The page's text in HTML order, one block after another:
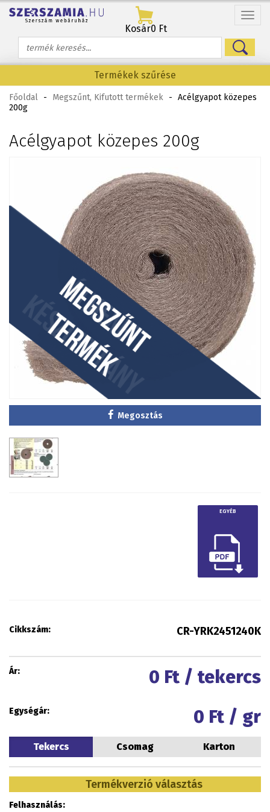
Menü
Kosár0 Ft
Termékek szűrése
Főoldal - Megszűnt, Kifutott termékek - Acélgyapot közepes
200g
Acélgyapot közepes 200g
Megosztás
EGYÉB
Cikkszám: CR-YRK2451240K
Ár: 0 Ft / tekercs
Egységár: 0 Ft / gr
Tekercs Csomag Karton
Termékverzió választás
Felhasználás: